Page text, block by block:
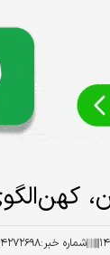
۵ شماره خبر:۴۲۷۲۶۹۸